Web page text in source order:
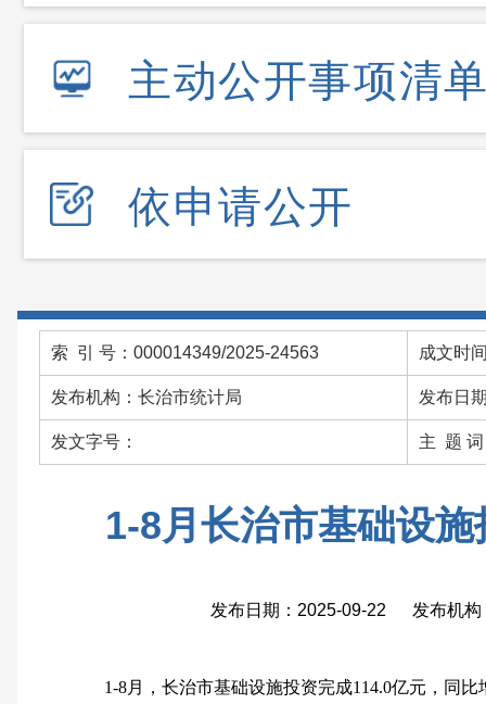
主动公开事项清
依申请公开
索 引 号：000014349/2025-24563 成文时
发布机构：长治市统计局 发布日
发文字号： 主 题 词
1-8月长治市基础设
发布日期：2025-09-22 发布机构
1-8月，长治市基础设施投资完成114.0亿元，同